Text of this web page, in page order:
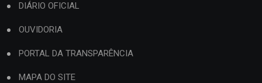
DIÁRIO OFICIAL
OUVIDORIA
PORTAL DA TRANSPARÊNCIA
MAPA DO SITE